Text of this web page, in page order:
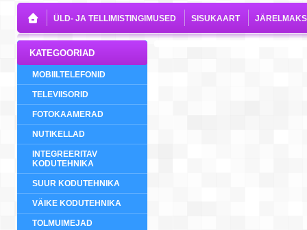
ÜLD- JA TELLIMISTINGIMUSED SISUKAART JÄRELMAKS
KATEGOORIAD
MOBIILTELEFONID
TELEVIISORID
FOTOKAAMERAD
NUTIKELLAD
INTEGREERITAV
KODUTEHNIKA
SUUR KODUTEHNIKA
VÄIKE KODUTEHNIKA
TOLMUIMEJAD